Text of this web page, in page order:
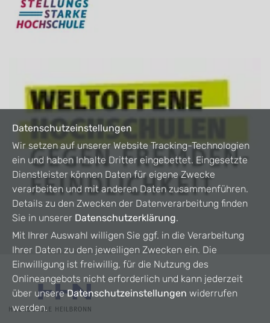
Datenschutzeinstellungen
Wir setzen auf unserer Website Tracking-Technologien
ein und haben Inhalte Dritter eingebettet. Eingesetzte
Dienstleister können Daten für eigene Zwecke
verarbeiten und mit anderen Daten zusammenführen.
Details zu den Zwecken der Datenverarbeitung finden
Sie in unserer Datenschutzerklärung.
Mit Ihrer Auswahl willigen Sie ggf. in die Verarbeitung
Ihrer Daten zu den jeweiligen Zwecken ein. Die
Einwilligung ist freiwillig, für die Nutzung des
Onlineangebots nicht erforderlich und kann jederzeit
über unsereDatenschutzeinstellungen widerrufen
werden.